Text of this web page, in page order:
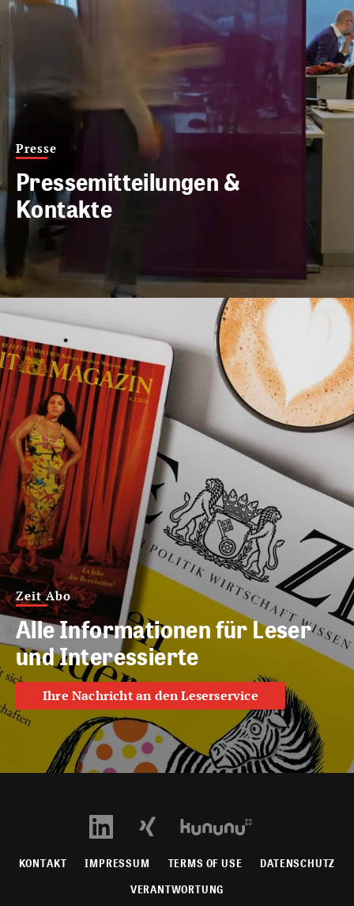
Presse
Pressemitteilungen &
Kontakte
Zeit Abo
Alle Informationen für Leser
und Interessierte
Ihre Nachricht an den Leserservice
KONTAKT IMPRESSUM TERMS OF USE DATENSCHUTZ
VERANTWORTUNG